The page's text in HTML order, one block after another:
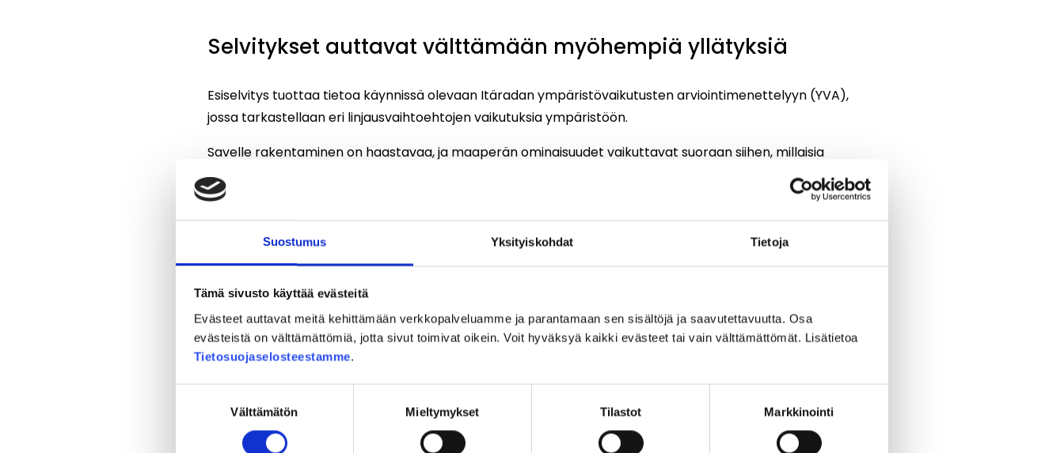
Suostumus Yksityiskohdat Tietoja
Tämä sivusto käyttää evästeitä
Evästeet auttavat meitä kehittämään verkkopalveluamme ja parantamaan sen sisältöjä ja saavutettavuutta. Osa
evästeistä on välttämättömiä, jotta sivut toimivat oikein. Voit hyväksyä kaikki evästeet tai vain välttämättömät. Lisätietoa
Tietosuojaselosteestamme.
Välttämätön Mieltymykset Tilastot Markkinointi
Selvitykset auttavat välttämään myöhempiä yllätyksiä
Esiselvitys tuottaa tietoa käynnissä olevaan Itäradan ympäristövaikutusten arviointimenettelyyn (YVA),
jossa tarkastellaan eri linjausvaihtoehtojen vaikutuksia ympäristöön.
Savelle rakentaminen on haastavaa, ja maaperän ominaisuudet vaikuttavat suoraan siihen, millaisia
perustamistoimenpiteitä rata edellyttää. Vaihtoehtoina ovat esimerkiksi saven poistaminen eli
massanvaihto, paalutus savikerroksen läpi tai stabilointi, jolloin pehmeä maa kovetetaan
rakennusalustaksi.
Ratahankkeen yhteydessä poistettavien maa-ainesten ja kalliolouheiden mahdollinen hyötykäyttö
meluvalleissa ja eristeenä pohjaveden suojaamisessa.
”Esiselvitys tuotti meille hyvää pohjatietoa ja vahvisti käsitystä savialueiden sijainnista. Se auttaa
kohdistamaan jatkotutkimuksia ja suunnittelemaan maaperätutkimuksia tehokkaammin suunnittelun
vähentää yllätyksiä jatkosuunnittelussa ja rakentamisessa”, sanoo Itärata Oy:n suunnittelujohtajaMinna
Weurlander